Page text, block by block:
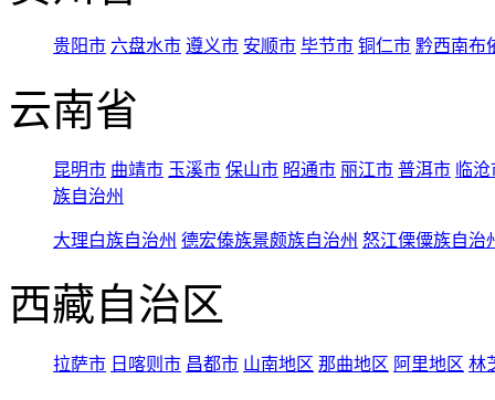
贵阳市 六盘水市 遵义市 安顺市 毕节市 铜仁市 黔西南布
云南省
昆明市 曲靖市 玉溪市 保山市 昭通市 丽江市 普洱市 临
族自治州
大理白族自治州 德宏傣族景颇族自治州 怒江傈僳族自治
西藏自治区
拉萨市 日喀则市 昌都市 山南地区 那曲地区 阿里地区 林